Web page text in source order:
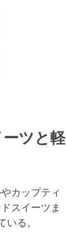
ツと軽
カップティ
スイーツま
る。